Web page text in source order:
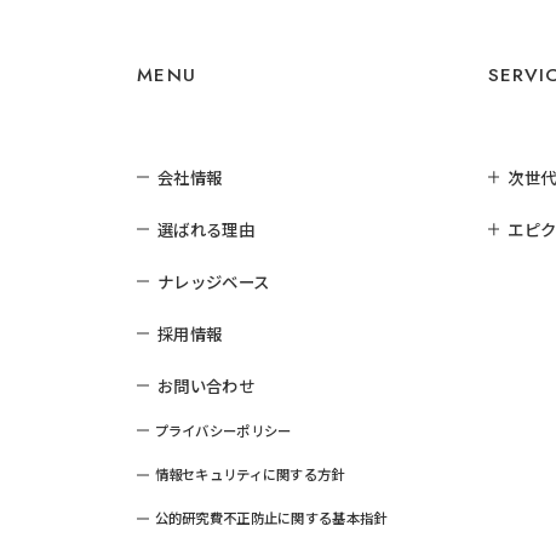
MENU
会社情報
選ばれる理由
ナレッジベース
採用情報
お問い合わせ
プライバシーポリシー
情報セキュリティに関する方針
公的研究費不正防止に関する基本指針
次世
エピ